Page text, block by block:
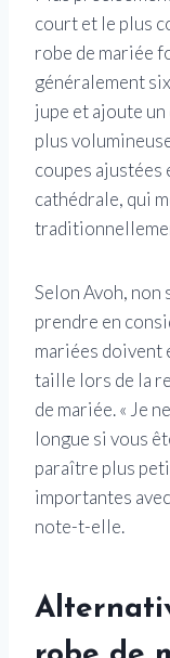
court et le plus
robe de mariée
généralement
jupe et ajoute
plus
coupes ajustées
cathédrale, qui
Selon Avoh,
prendre en
mariées doivent
taille lors de la
de mariée. « Je
longue si vous
paraître plus
importantes
note-t-elle.